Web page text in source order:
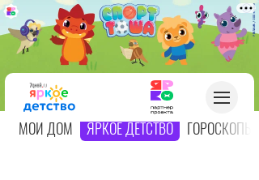
МОЙ ДОМ ЯРКОЕ ДЕТСТВО ГОРОСКОПЫ